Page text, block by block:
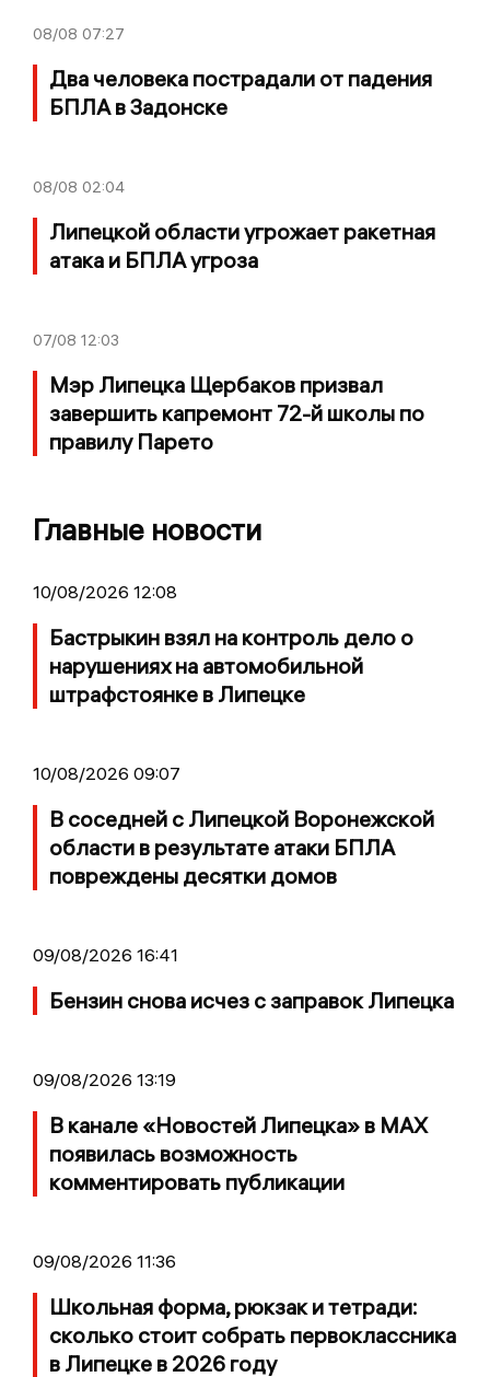
08/08 07:27
Два человека пострадали от падения
БПЛА в Задонске
08/08 02:04
Липецкой области угрожает ракетная
атака и БПЛА угроза
07/08 12:03
Мэр Липецка Щербаков призвал
завершить капремонт 72-й школы по
правилу Парето
Главные новости
10/08/2026 12:08
Бастрыкин взял на контроль дело о
нарушениях на автомобильной
штрафстоянке в Липецке
10/08/2026 09:07
В соседней с Липецкой Воронежской
области в результате атаки БПЛА
повреждены десятки домов
09/08/2026 16:41
Бензин снова исчез с заправок Липецка
09/08/2026 13:19
В канале «Новостей Липецка» в MAX
появилась возможность
комментировать публикации
09/08/2026 11:36
Школьная форма, рюкзак и тетради:
сколько стоит собрать первоклассника
в Липецке в 2026 году